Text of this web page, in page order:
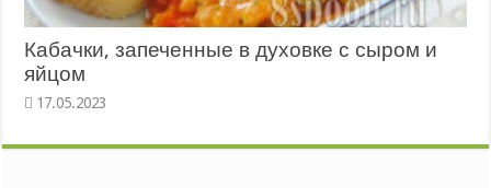
Кабачки, запеченные в духовке с сыром и
яйцом